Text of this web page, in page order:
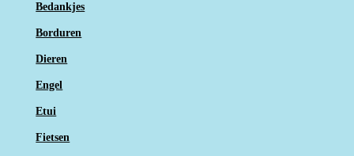
Bedankjes
Borduren
Dieren
Engel
Etui
Fietsen